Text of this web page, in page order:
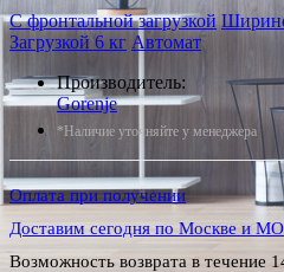
С фронтальной загрузкой
Загрузкой 6 кг Автомат
Производитель:
Gorenje
*Наличие уточняйте у менеджера
Оплата при получении
Доставим сегодня по Москве и МО
Возможность возврата в течение